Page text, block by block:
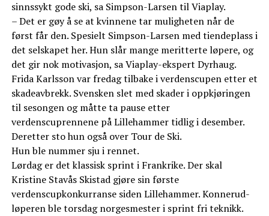
sinnssykt gode ski, sa Simpson-Larsen til Viaplay.
– Det er gøy å se at kvinnene tar muligheten når de
først får den. Spesielt Simpson-Larsen med tiendeplass i
det selskapet her. Hun slår mange meritterte løpere, og
det gir nok motivasjon, sa Viaplay-ekspert Dyrhaug.
Frida Karlsson var fredag tilbake i verdenscupen etter et
skadeavbrekk. Svensken slet med skader i oppkjøringen
til sesongen og måtte ta pause etter
verdenscuprennene på Lillehammer tidlig i desember.
Deretter sto hun også over Tour de Ski.
Hun ble nummer sju i rennet.
Lørdag er det klassisk sprint i Frankrike. Der skal
Kristine Stavås Skistad gjøre sin første
verdenscupkonkurranse siden Lillehammer. Konnerud-
løperen ble torsdag norgesmester i sprint fri teknikk.